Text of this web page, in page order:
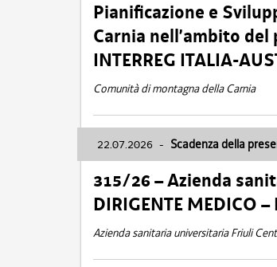
Pianificazione e
Carnia nell’ambito
INTERREG ITALIA-
Comunità di montagna della Carnia
22.07.2026 - Scadenza della
315/26 – Azienda
DIRIGENTE MEDICO
Azienda sanitaria universitaria Friuli